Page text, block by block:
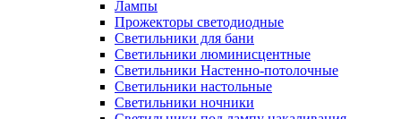
Лампы
Прожекторы светодиодные
Светильники для бани
Светильники люминисцентные
Светильники Настенно-потолочные
Светильники настольные
Светильники ночники